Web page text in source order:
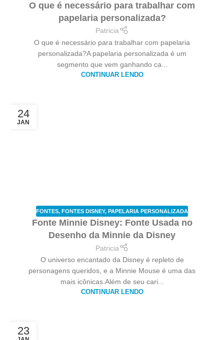
O que é necessário para trabalhar com
papelaria personalizada?
Patricia
O que é necessário para trabalhar com papelaria
personalizada?A papelaria personalizada é um
segmento que vem ganhando ca...
CONTINUAR LENDO
24
JAN
FONTES, FONTES DISNEY, PAPELARIA PERSONALIZADA
Fonte Minnie Disney: Fonte Usada no
Desenho da Minnie da Disney
Patricia
O universo encantado da Disney é repleto de
personagens queridos, e a Minnie Mouse é uma das
mais icônicas.Além de seu cari...
CONTINUAR LENDO
23